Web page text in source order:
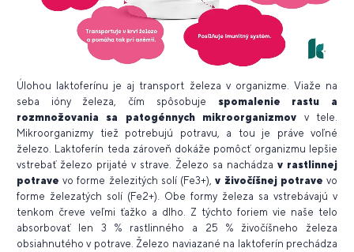
Úlohou laktoferínu je aj transport železa v organizme. Viaže na
seba ióny železa, čím spôsobuje spomalenie rastu a
rozmnožovania sa patogénnych mikroorganizmov v tele.
Mikroorganizmy tiež potrebujú potravu, a tou je práve voľné
železo. Laktoferín teda zároveň dokáže pomôcť organizmu lepšie
vstrebať železo prijaté v strave . Železo sa nachádza v rastlinnej
potrave vo forme železitých solí (Fe3+),v živočíšnej potrave vo
forme železatých solí (Fe2+). Obe formy železa sa vstrebávajú v
tenkom čreve veľmi ťažko a dlho. Z týchto foriem vie naše telo
absorbovať len 3 % rastlinného a 25 % živočíšneho železa
obsiahnutého v potrave. Železo naviazané na laktoferín prechádza